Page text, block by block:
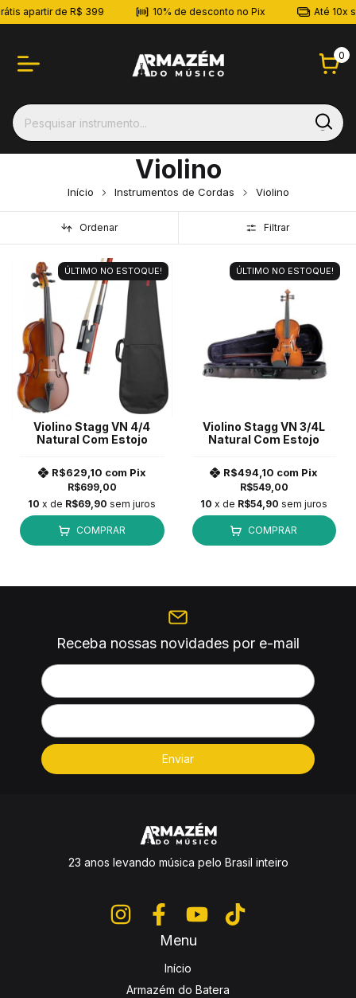
apartir de R$ 399 10% de desconto no Pix Até 10x
0
Violino
Início Instrumentos de Cordas Violino
Ordenar Filtrar
ÚLTIMO NO ESTOQUE!
Violino Stagg VN 4/4
Natural Com Estojo
R$699,00
R$629,10 com Pix
10 x de R$69,90 sem juros
COMPRAR
ÚLTIMO NO ESTOQUE!
Violino Stagg VN 3/4L
Natural Com Estojo
R$549,00
R$494,10 com Pix
10 x de R$54,90 sem juros
COMPRAR
Receba nossas novidades por e-mail
23 anos levando música pelo Brasil inteiro
Menu
Início
Armazém do Batera